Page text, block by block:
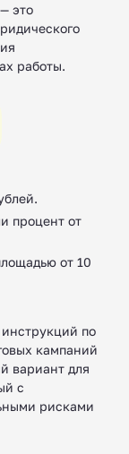
это
работы.
процент от
от 10
по
кампаний
вариант для
с
рисками